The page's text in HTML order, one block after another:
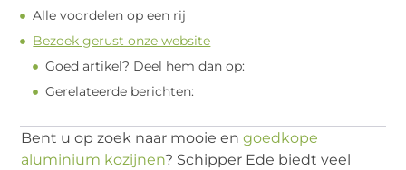
Alle voordelen op een rij
Bezoek gerust onze website
Goed artikel? Deel hem dan op:
Gerelateerde berichten:
Bent u op zoek naar mooie engoedkope
aluminium kozijnen? Schipper Ede biedt veel